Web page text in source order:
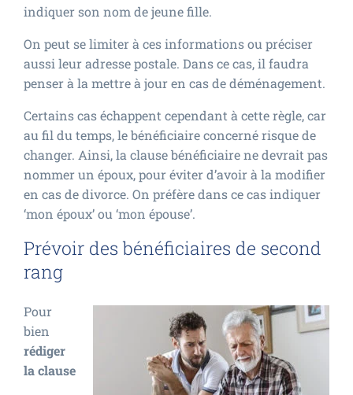
indiquer son nom de jeune fille.
On peut se limiter à ces informations ou préciser
aussi leur adresse postale. Dans ce cas, il faudra
penser à la mettre à jour en cas de déménagement.
Certains cas échappent cependant à cette règle, car
au fil du temps, le bénéficiaire concerné risque de
changer. Ainsi, la clause bénéficiaire ne devrait pas
nommer un époux, pour éviter d’avoir à la modifier
en cas de divorce. On préfère dans ce cas indiquer
‘mon époux’ ou ‘mon épouse’.
Prévoir des bénéficiaires de second
rang
Pour
bien
rédiger
la clause